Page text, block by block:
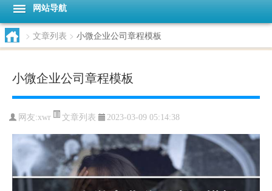
网站导航
> 文章列表 > 小微企业公司章程模板
小微企业公司章程模板
网友:xwr 文章列表 2023-03-09 05:14:38